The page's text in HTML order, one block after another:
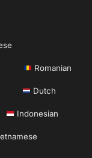
Romanian
Dutch
Indonesian